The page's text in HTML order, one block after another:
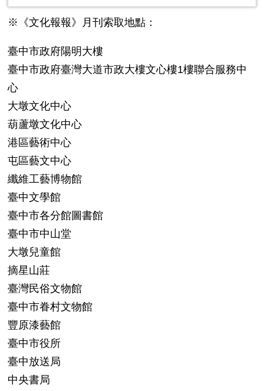
※《文化報報》月刊索取地點：
臺中市政府陽明大樓
臺中市政府臺灣大道市政大樓文心樓1樓聯合服務中
心
大墩文化中心
葫蘆墩文化中心
港區藝術中心
屯區藝文中心
纖維工藝博物館
臺中文學館
臺中市各分館圖書館
臺中市中山堂
大墩兒童館
摘星山莊
臺灣民俗文物館
臺中市眷村文物館
豐原漆藝館
臺中市役所
臺中放送局
中央書局